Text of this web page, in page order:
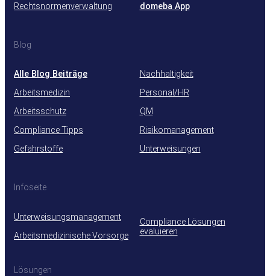
Rechtsnormenverwaltung
domeba App
Blog
Alle Blog Beiträge
Arbeitsmedizin
Arbeitsschutz
Compliance Tipps
Gefahrstoffe
Nachhaltigkeit
Personal/HR
QM
Risikomanagement
Unterweisungen
Infoseite
Unterweisungsmanagement
Arbeitsmedizinische Vorsorge
Compliance Lösungen
evaluieren
Lösungen